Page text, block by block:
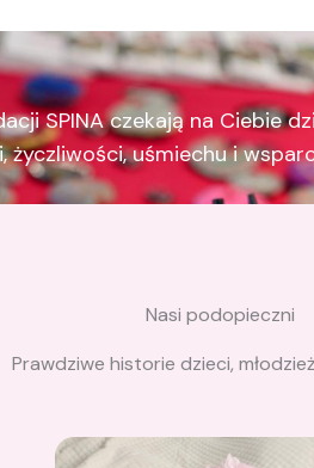
SPINA czekają na Ciebie
uśmiechu i
Nasi podopieczni
Prawdziwe historie dzieci,